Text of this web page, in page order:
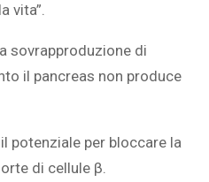
vita”.‎
sovrapproduzione di
il pancreas non produce
potenziale per bloccare la
di cellule β.